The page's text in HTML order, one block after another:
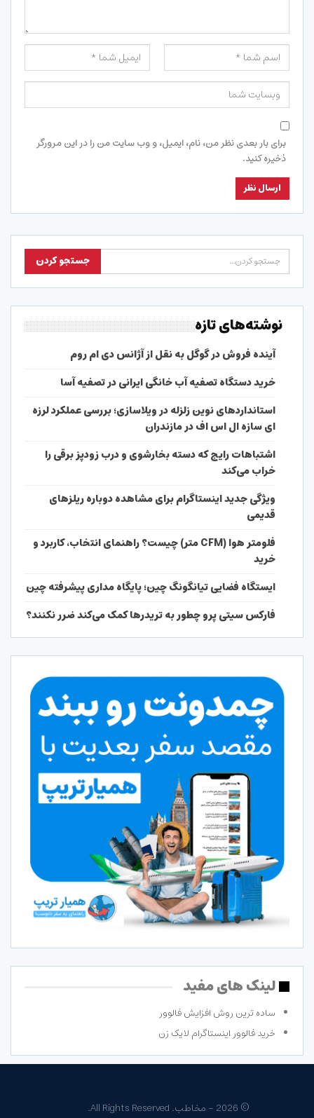
برای بار بعدی نظر من، نام، ایمیل، و وب سایت من را در این مرورگر
ذخیره کنید.
نوشته‌های تازه
آینده فروش در گوگل به نقل از آژانس دی ام روم
خرید دستگاه تصفیه آب خانگی ایرانی در تصفیه آسا
استانداردهای نوین زلزله در ویلاسازی؛ بررسی عملکرد لرزه
ای سازه ال اس اف در مازندران
اشتباهات رایج که دسته بخارشوی و درب زودپز برقی را
خراب می‌کند
ویژگی جدید اینستاگرام برای مشاهده دوباره ریلزهای
قدیمی
فلومتر هوا (CFM متر) چیست؟ راهنمای انتخاب، کاربرد و
خرید
ایستگاه فضایی تیانگونگ چین؛ پایگاه مداری پیشرفته چین
فارکس سیتی پرو چطور به تریدرها کمک می‌کند ضرر نکنند؟
لینک های مفید
ساده ترین روش افزایش فالوور
خرید فالوور اینستاگرام لایک زن
© 2026 - مخاطب. All Rights Reserved.